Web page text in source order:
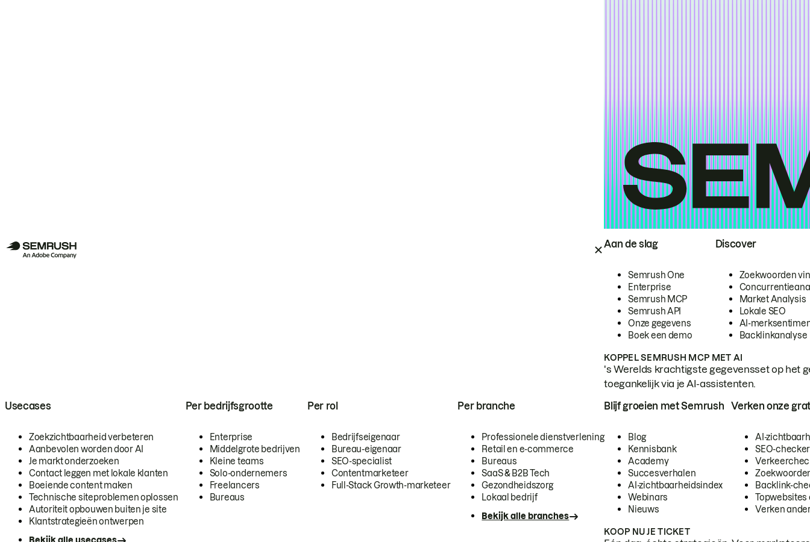
Aan de slag
Semrush One
Enterprise
Semrush MCP
Semrush API
Onze gegevens
Boek een demo
Discover
Zoekwoorden
Market Analysis
Lokale SEO
AI-
Backlinkanalyse
KOPPEL SEMRUSH MCP MET AI
's Werelds krachtigste gegevensset op het
toegankelijk via je AI-assistenten.
Usecases
Zoekzichtbaarheid verbeteren
Aanbevolen worden door AI
Je markt onderzoeken
Contact leggen met lokale klanten
Boeiende content maken
Technische siteproblemen oplossen
Autoriteit opbouwen buiten je site
Klantstrategieën ontwerpen
Per bedrijfsgrootte
Enterprise
Middelgrote bedrijven
Kleine teams
Solo-ondernemers
Freelancers
Bureaus
Per rol
Bedrijfseigenaar
Bureau-eigenaar
SEO-specialist
Contentmarketeer
Full-Stack Growth-marketeer
Per branche
Professionele dienstverlening
Retail en e-commerce
Bureaus
SaaS & B2B Tech
Gezondheidszorg
Lokaal bedrijf
Bekijk alle branches
Blijf groeien met Semrush
Blog
Kennisbank
Academy
Succesverhalen
AI-zichtbaarheidsindex
Webinars
Nieuws
Verken onze
AI-
SEO-checker
Backlink-
Topwebsites
Verken
KOOP NU JE TICKET